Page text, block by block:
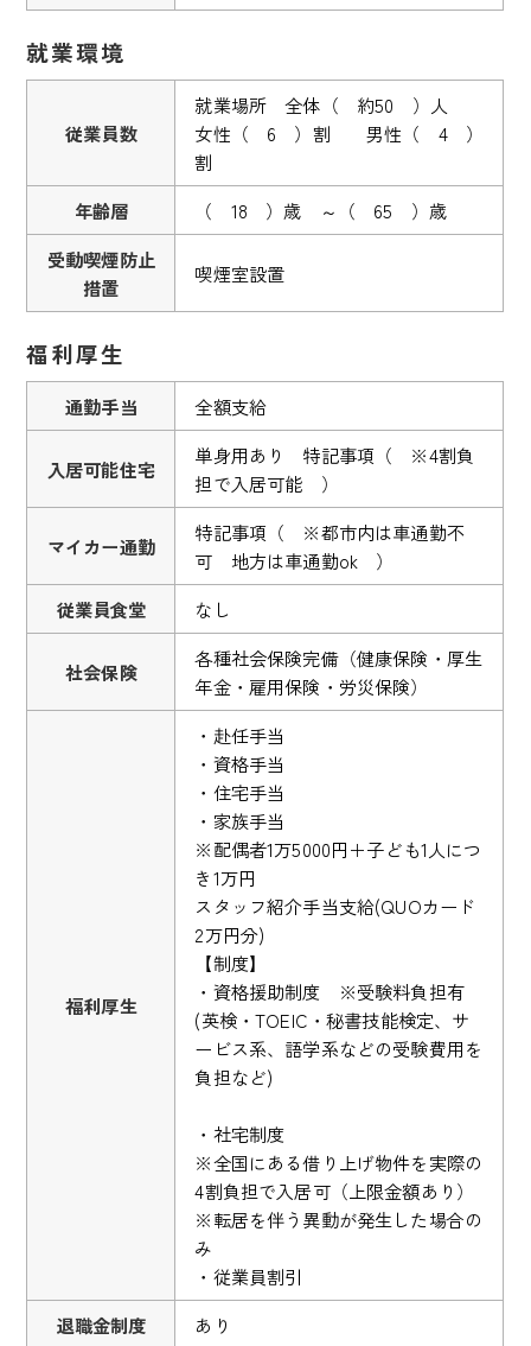
就業環境
従業員数
就業場所 全体（ 約50 ）人
女性（ 6 ）割 男性（ 4 ）
割
年齢層
（ 18 ）歳 ～（ 65 ）歳
受動喫煙防止
措置
喫煙室設置
福利厚生
通勤手当 全額支給
入居可能住宅
単身用あり 特記事項（ ※4割負
担で入居可能 ）
マイカー通勤
特記事項（ ※都市内は車通勤不
可 地方は車通勤ok ）
従業員食堂
なし
社会保険
各種社会保険完備（健康保険・厚生
年金・雇用保険・労災保険）
福利厚生
・赴任手当
・資格手当
・住宅手当
・家族手当
※配偶者1万5000円＋子ども1人につ
き1万円
スタッフ紹介手当支給(QUOカード
2万円分)
【制度】
・資格援助制度 ※受験料負担有
(英検・TOEIC・秘書技能検定、サ
ービス系、語学系などの受験費用を
負担など)
・社宅制度
※全国にある借り上げ物件を実際の
4割負担で入居可（上限金額あり）
※転居を伴う異動が発生した場合の
み
・従業員割引
退職金制度
あり